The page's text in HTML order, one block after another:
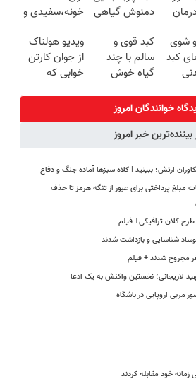
دمنوش گیاهی
خونه،سفیدی و
برگردون
(40%off)
شوی
کبد
کبد قوی و
سالم با چند
گیاه خوش
ویدیو هولناک
از جوان کارتن
خوابی که
خوانندگان امروز
بیننده‌ترین خبر امروز
ارتش؛ ببینید | کلاه سبزها آماده جنگ و دفاع
مبلغ پرداختی برای عبور از تنگه هرمز تا حذف
طرح کلان ترافیکی+ فیلم
لاریجانی؛ نخستین واکنش به یک ادعا
مربی اروپایی در باشگاه
زمانه خود مقابله کردند